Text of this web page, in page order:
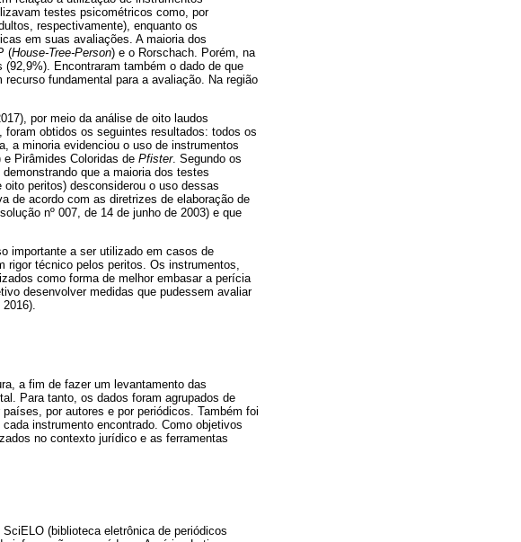
testes psicométricos como, por
respectivamente), enquanto os
em suas avaliações. A maioria dos
(House-Tree-Person) e o Rorschach. Porém, na
Encontraram também o dado de que
fundamental para a avaliação. Na região
por meio da análise de oito laudos
obtidos os seguintes resultados: todos os
a minoria evidenciou o uso de instrumentos
Pirâmides Coloridas de Pfister. Segundo os
que a maioria dos testes
peritos) desconsiderou o uso dessas
de acordo com as diretrizes de elaboração de
nº 007, de 14 de junho de 2003) e que
importante a ser utilizado em casos de
rigor técnico pelos peritos. Os instrumentos,
como forma de melhor embasar a perícia
desenvolver medidas que pudessem avaliar
a fim de fazer um levantamento das
Para tanto, os dados foram agrupados de
por autores e por periódicos. Também foi
instrumento encontrado. Como objetivos
no contexto jurídico e as ferramentas
(biblioteca eletrônica de periódicos